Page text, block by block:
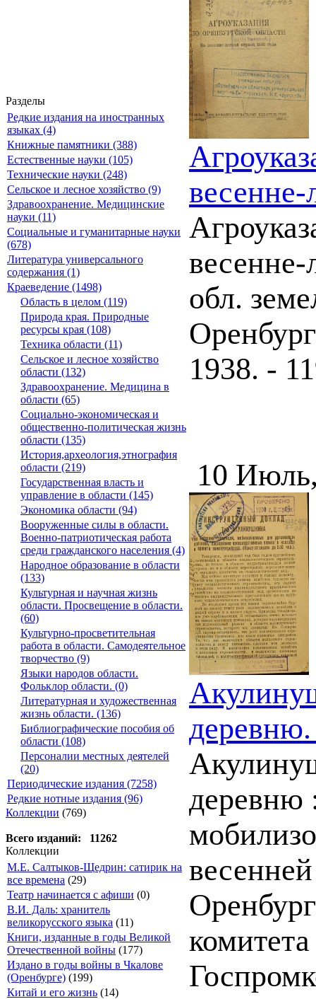
Разделы
Редкие издания на иностранных
языках (4)
Книжные памятники (388)
Естественные науки (105)
Технические науки (248)
Сельское и лесное хозяйство (9)
Здравоохранение. Медицинские
науки (11)
Социальные и гуманитарные науки
(678)
Литература универсального
содержания (1)
Краеведение (1498)
Область в целом (119)
Природа края. Природные
ресурсы края (108)
Техника области (11)
Сельское и лесное хозяйство
области (132)
Здравоохранение. Медицина в
области (65)
Социально-экономическая и
общественно-политическая жизнь
области (135)
История,археология,этнография
области (219)
Государственная власть и
управление в области (145)
Экономика области (94)
Вооруженные силы в области.
Военно-патриотическая работа
среди гражданского населения (4)
Народное образование в области
(133)
Культурная и научная жизнь
области. Просвещение в области.
(60)
Культурно-просветительная
работа в области. Самодеятельное
творчество (9)
Языки народов области.
Фольклор области. (0)
Литературная и художественная
жизнь области. (136)
Библиографические пособия об
области (108)
Персоналии местных деятелей
(20)
Периодические издания (7258)
Редкие нотные издания (96)
Коллекции (769)
Всего изданий: 11262
Коллекции
М.Е. Салтыков-Щедрин: сатирик на
все времена (29)
Театр начинается с афиши (0)
В.И. Даль: хранитель
великорусского языка (11)
Книги, изданные в годы Великой
Отечественной войны (177)
Издано в годы войны в Чкалове
(Оренбурге) (199)
Китай и его жизнь (14)
весенне-
весенне-
обл.
1938. -
10
деревню